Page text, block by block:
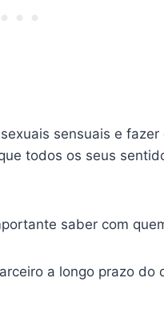
sensuais e
todos os seus
saber com
a longo prazo do